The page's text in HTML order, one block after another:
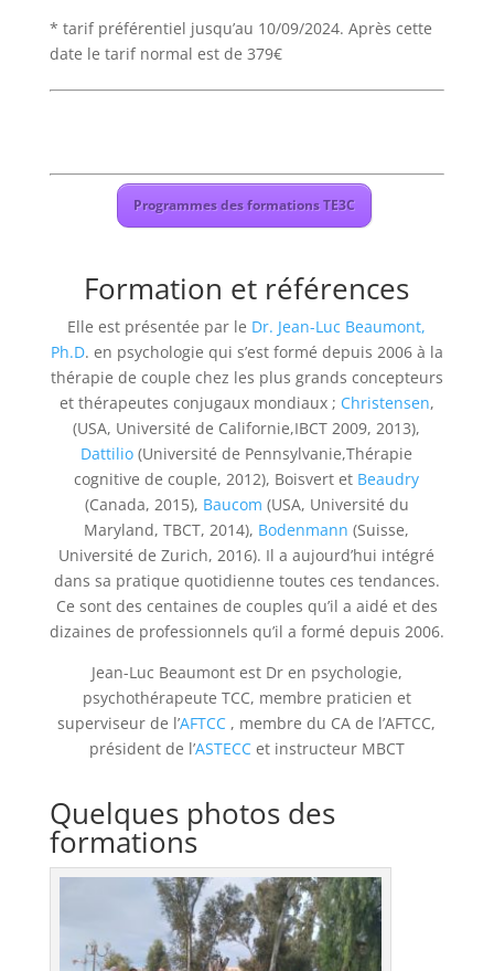
* tarif préférentiel jusqu’au 10/09/2024. Après cette
date le tarif normal est de 379€
Programmes des formations TE3C
Formation et références
Elle est présentée par le Dr. Jean-Luc Beaumont,
Ph.D. en psychologie qui s’est formé depuis 2006 à la
thérapie de couple chez les plus grands concepteurs
et thérapeutes conjugaux mondiaux ; Christensen,
(USA, Université de Californie,IBCT 2009, 2013),
Dattilio (Université de Pennsylvanie,Thérapie
cognitive de couple, 2012), Boisvert et Beaudry
(Canada, 2015), Baucom (USA, Université du
Maryland, TBCT, 2014), Bodenmann (Suisse,
Université de Zurich, 2016). Il a aujourd’hui intégré
dans sa pratique quotidienne toutes ces tendances.
Ce sont des centaines de couples qu’il a aidé et des
dizaines de professionnels qu’il a formé depuis 2006.
Jean-Luc Beaumont est Dr en psychologie,
psychothérapeute TCC, membre praticien et
superviseur de l’AFTCC , membre du CA de l’AFTCC,
président de l’ASTECCet instructeur MBCT
Quelques photos des
formations